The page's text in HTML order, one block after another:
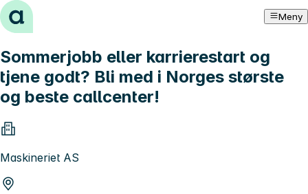
Hopp til innhold Meny
Sommerjobb eller karrierestart og
tjene godt? Bli med i Norges største
og beste callcenter!
Maskineriet AS